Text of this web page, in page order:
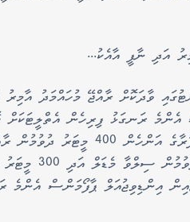
އަދި ނާފީ އާއެކު...
އަހަރުން މަތީގެ 200 މީޓަރު އިވެންޓުގައި ވާދަކޮށް ރާއްޖޭ
އެންމެ ރަނގަޅު ފިރިހެން
ކުރީގެ އެންމެ ބާރު ދުވުންތެރިޔާ އާމިރު އެވެ. އަދި
(ނާފީ) ގޯލްޑް މެޑަލް
އިންޑިވިޖުއަލް ޕާފޯމަންސް އެންމެ